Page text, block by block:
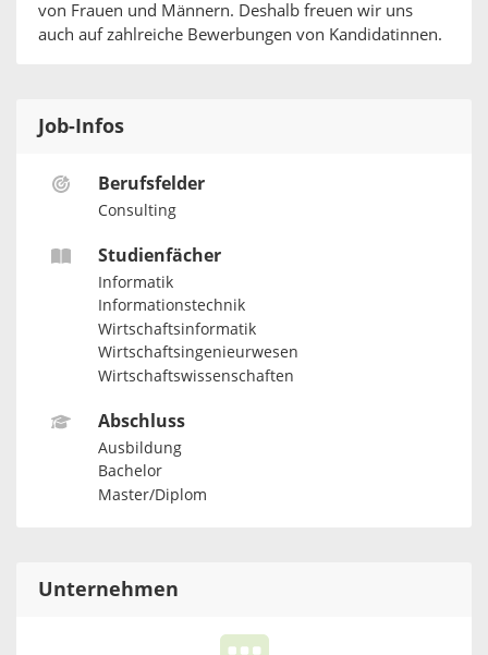
von Frauen und Männern. Deshalb freuen wir uns
auch auf zahlreiche Bewerbungen von Kandidatinnen.
Job-Infos
Berufsfelder
Consulting
Studienfächer
Informatik
Informationstechnik
Wirtschaftsinformatik
Wirtschaftsingenieurwesen
Wirtschaftswissenschaften
Abschluss
Ausbildung
Bachelor
Master/Diplom
Unternehmen